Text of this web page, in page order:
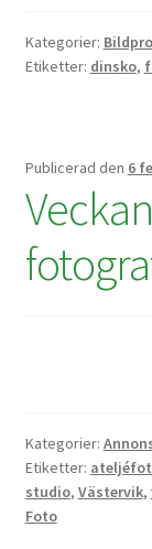
Rengöring &
Luppar &
Begagnat & Fynd
Studio &
Övrigt
Fotokurs
Kategorier:
Etiketter: dinsko,
Publicerad den 6
Kategorier:
Etiketter:
studio, Västervik,
Foto